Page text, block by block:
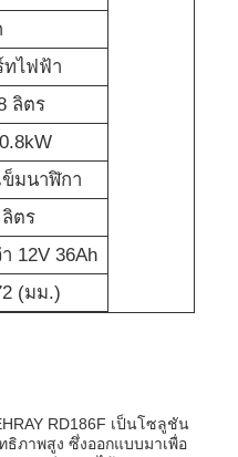
ทไฟฟ้า
ลิตร
ข็มนาฬิกา
ลิตร
12V 36Ah
(มม.)
RD186F เป็นโซลูชัน
ธิภาพสูง ซึ่งออกแบบมาเพื่อ